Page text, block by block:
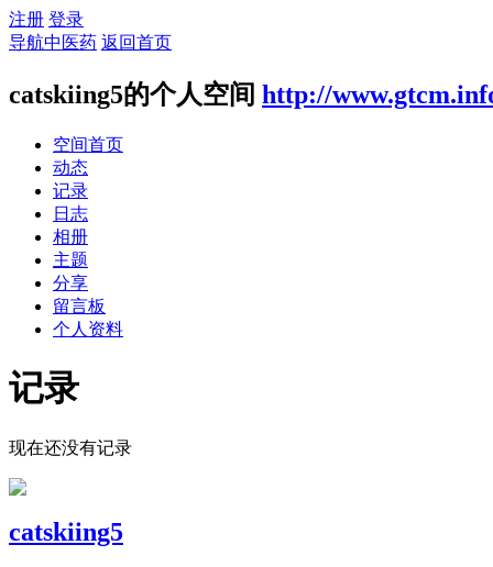
注册 登录
导航中医药 返回首页
catskiing5的个人空间 http://
空间首页
动态
记录
日志
相册
主题
分享
留言板
个人资料
记录
现在还没有记录
catskiing5